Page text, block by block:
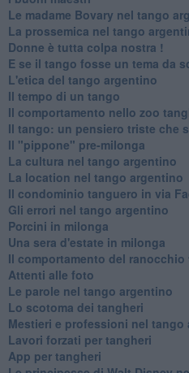
Le madame Bovary nel tango
La prossemica nel tango
Donne è tutta colpa nostra !
E se il tango fosse un tema da
L'etica del tango argentino
Il tempo di un tango
Il comportamento nello zoo
Il tango: un pensiero triste che
Il "pippone" pre-milonga
La cultura nel tango argentino
La location nel tango argentino
Il condominio tanguero in via
Gli errori nel tango argentino
Porcini in milonga
Una sera d'estate in milonga
Il comportamento del ranocchio
Attenti alle foto
Le parole nel tango argentino
Lo scotoma dei tangheri
Mestieri e professioni nel tango
Lavori forzati per tangheri
App per tangheri